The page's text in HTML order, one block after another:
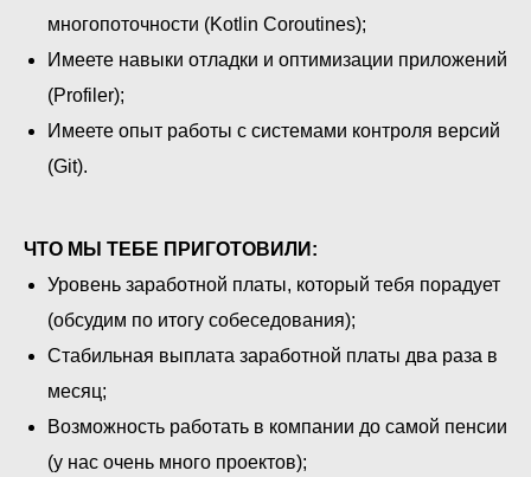
многопоточности (Kotlin Coroutines);
Имеете навыки отладки и оптимизации приложений
(Profiler);
Имеете опыт работы с системами контроля версий
(Git).
ЧТО МЫ ТЕБЕ ПРИГОТОВИЛИ:​​​​​​​
Уровень заработной платы, который тебя порадует
(обсудим по итогу собеседования);
Стабильная выплата заработной платы два раза в
месяц;
Возможность работать в компании до самой пенсии
(у нас очень много проектов);